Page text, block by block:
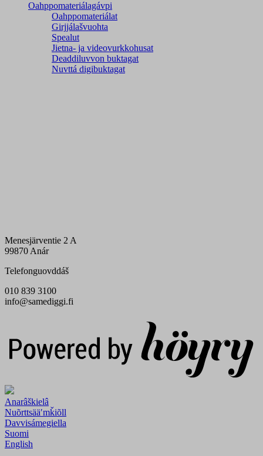
Oahppomateriálagávpi
Oahppomateriálat
Girjjálašvuohta
Spealut
Jietna- ja videovurkkohusat
Deaddiluvvon buktagat
Nuvttá digibuktagat
Menesjärventie 2 A
99870 Anár
Telefonguovddáš
010 839 3100
info@samediggi.fi
Anarâškielâ
Nuõrttsääʹmǩiõll
Davvisámegiella
Suomi
English